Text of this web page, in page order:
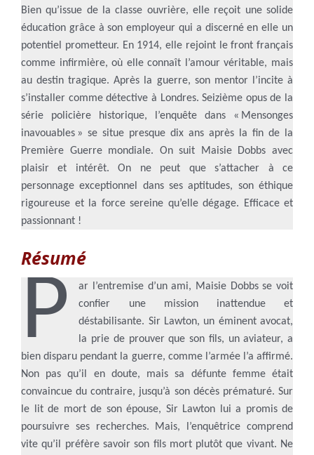
Bien qu’issue de la classe ouvrière, elle reçoit une solide
éducation grâce à son employeur qui a discerné en elle un
potentiel prometteur. En 1914, elle rejoint le front français
comme infirmière, où elle connaît l’amour véritable, mais
au destin tragique. Après la guerre, son mentor l’incite à
s’installer comme détective à Londres. Seizième opus de la
série policière historique, l’enquête dans « Mensonges
inavouables » se situe presque dix ans après la fin de la
Première Guerre mondiale. On suit Maisie Dobbs avec
plaisir et intérêt. On ne peut que s’attacher à ce
personnage exceptionnel dans ses aptitudes, son éthique
rigoureuse et la force sereine qu’elle dégage. Efficace et
passionnant !
Résumé
P
ar l’entremise d’un ami, Maisie Dobbs se voit
confier une mission inattendue et
déstabilisante. Sir Lawton, un éminent avocat,
la prie de prouver que son fils, un aviateur, a
bien disparu pendant la guerre, comme l’armée l’a affirmé.
Non pas qu’il en doute, mais sa défunte femme était
convaincue du contraire, jusqu’à son décès prématuré. Sur
le lit de mort de son épouse, Sir Lawton lui a promis de
poursuivre ses recherches. Mais, l’enquêtrice comprend
vite qu’il préfère savoir son fils mort plutôt que vivant. Ne